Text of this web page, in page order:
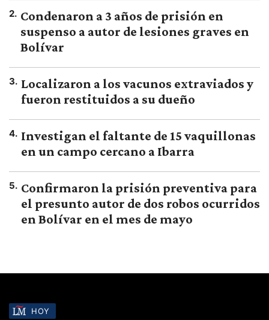
2. Condenaron a 3 años de prisión en
suspenso a autor de lesiones graves en
Bolívar
3. Localizaron a los vacunos extraviados y
fueron restituidos a su dueño
4. Investigan el faltante de 15 vaquillonas
en un campo cercano a Ibarra
5. Confirmaron la prisión preventiva para
el presunto autor de dos robos ocurridos
en Bolívar en el mes de mayo
HOY